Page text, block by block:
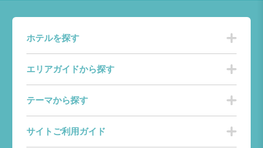
ホテルを探す
エリアガイドから探す
テーマから探す
サイトご利用ガイド